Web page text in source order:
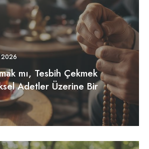
2026
mı, Tesbih Çekmek
Adetler Üzerine Bir